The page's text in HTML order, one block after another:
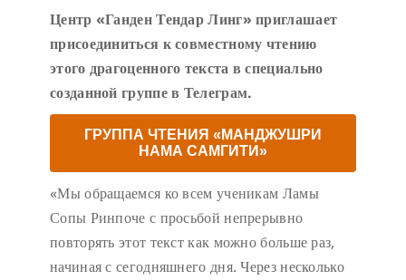
Центр «Ганден Тендар Линг» приглашает
присоединиться к совместному чтению
этого драгоценного текста в специально
созданной группе в Телеграм.
ГРУППА ЧТЕНИЯ «МАНДЖУШРИ
НАМА САМГИТИ»
«Мы обращаемся ко всем ученикам Ламы
Сопы Ринпоче с просьбой непрерывно
повторять этот текст как можно больше раз,
начиная с сегодняшнего дня. Через несколько